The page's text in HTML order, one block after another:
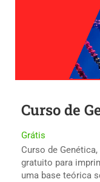
Curso de
Grátis
Curso de
gratuito para
uma base teórica